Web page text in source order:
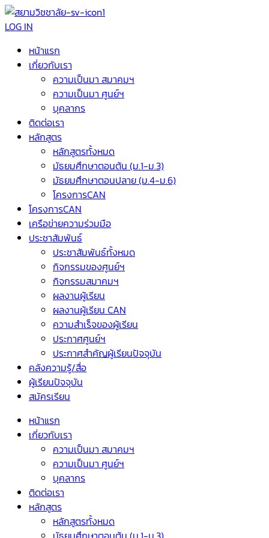
LOG IN
หน้าแรก
เกี่ยวกับเรา
ความเป็นมา สมาคมฯ
ความเป็นมา ศูนย์ฯ
บุคลากร
ติดต่อเรา
หลักสูตร
หลักสูตรทั้งหมด
มัธยมศึกษาตอนต้น (ม.1-ม.3)
มัธยมศึกษาตอนปลาย (ม.4-ม.6)
โครงการCAN
โครงการCAN
เครือข่ายความร่วมมือ
ประชาสัมพันธ์
ประชาสัมพันธ์ทั้งหมด
กิจกรรมของศูนย์ฯ
กิจกรรมสมาคมฯ
ผลงานผู้เรียน
ผลงานผู้เรียน CAN
ความสำเร็จของผู้เรียน
ประกาศศูนย์ฯ
ประกาศสำคัญผู้เรียนปัจจุบัน
คลังความรู้/สื่อ
ผู้เรียนปัจจุบัน
สมัครเรียน
หน้าแรก
เกี่ยวกับเรา
ความเป็นมา สมาคมฯ
ความเป็นมา ศูนย์ฯ
บุคลากร
ติดต่อเรา
หลักสูตร
หลักสูตรทั้งหมด